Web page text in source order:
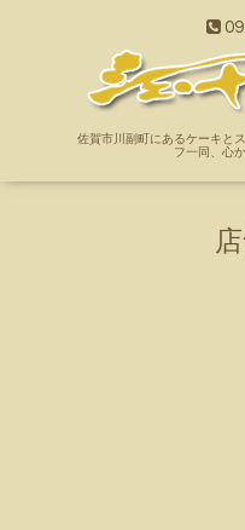
佐賀市川副町にあるケーキと
フ一同、心